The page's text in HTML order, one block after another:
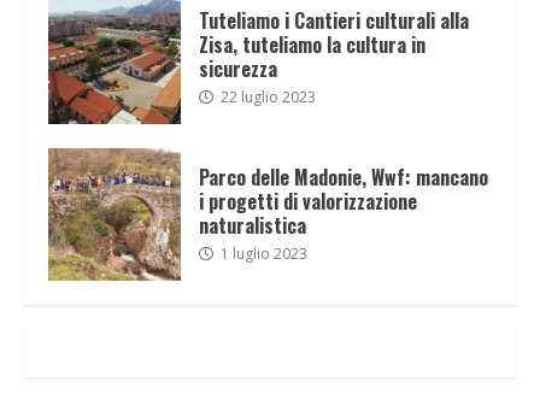
Tuteliamo i Cantieri culturali alla
Zisa, tuteliamo la cultura in
sicurezza
22 luglio 2023
Parco delle Madonie, Wwf: mancano
i progetti di valorizzazione
naturalistica
1 luglio 2023